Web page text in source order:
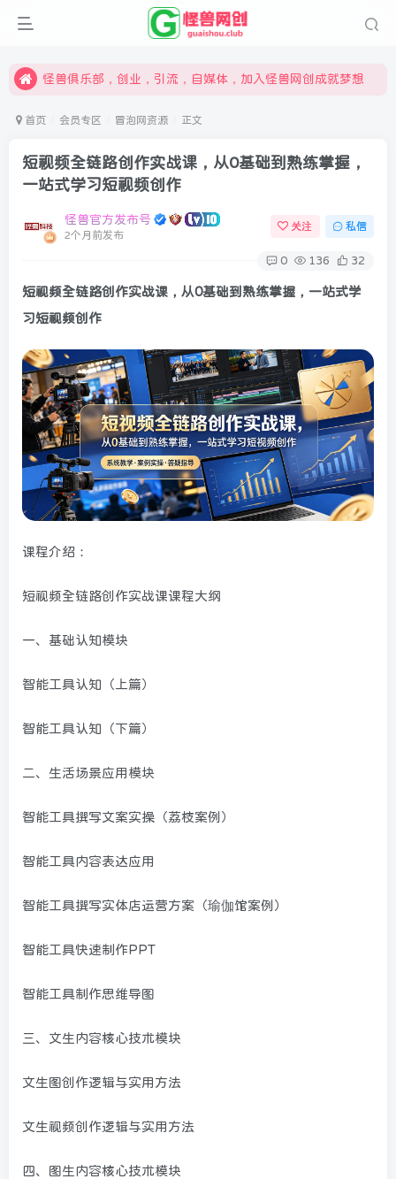
限时开通会员更享折扣，超高返佣
怪兽俱乐部，创业，引流，自媒体，加入怪兽网创成就梦想
首页 会员专区 冒泡网资源 正文
短视频全链路创作实战课，从0基础到熟练掌握，
一站式学习短视频创作
怪兽官方发布号
2个月前发布
关注 私信
0 136 32
短视频全链路创作实战课 ，从0基础到熟练掌握，一站式学
习短视频创作
课程介绍：
短视频全链路创作实战课课程大纲
一、基础认知模块
智能工具认知（上篇）
智能工具认知（下篇）
二、生活场景应用模块
智能工具撰写文案实操（荔枝案例）
智能工具内容表达应用
智能工具撰写实体店运营方案（瑜伽馆案例）
智能工具快速制作PPT
智能工具制作思维导图
三、文生内容核心技术模块
文生图创作逻辑与实用方法
文生视频创作逻辑与实用方法
四、图生内容核心技术模块